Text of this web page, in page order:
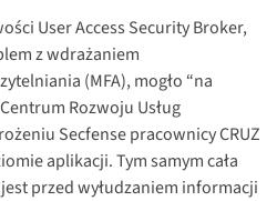
User Access Security Broker,
z wdrażaniem
(MFA), mogło “na
Rozwoju Usług
Secfense pracownicy CRUZ
aplikacji. Tym samym cała
przed wyłudzaniem informacji